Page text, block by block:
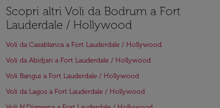
Scopri altri Voli da Bodrum a Fort
Lauderdale / Hollywood
Voli da Casablanca a Fort Lauderdale / Hollywood
Voli da Abidjan a Fort Lauderdale / Hollywood
Voli Bangui a Fort Lauderdale / Hollywood
Voli da Lagos a Fort Lauderdale / Hollywood